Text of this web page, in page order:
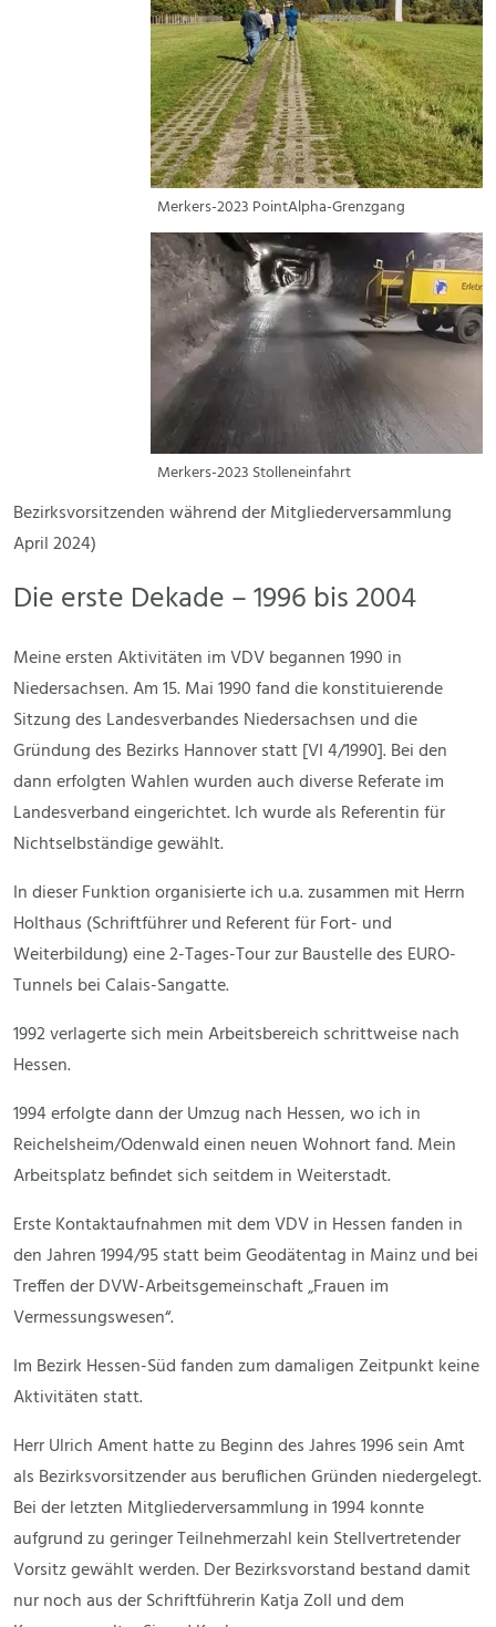
Merkers-2023 PointAlpha-Grenzgang
Merkers-2023 Stolleneinfahrt
Bezirksvorsitzenden während der Mitgliederversammlung
April 2024)
Die erste Dekade – 1996 bis 2004
Meine ersten Aktivitäten im VDV begannen 1990 in
Niedersachsen. Am 15. Mai 1990 fand die konstituierende
Sitzung des Landesverbandes Niedersachsen und die
Gründung des Bezirks Hannover statt [VI 4/1990]. Bei den
dann erfolgten Wahlen wurden auch diverse Referate im
Landesverband eingerichtet. Ich wurde als Referentin für
Nichtselbständige gewählt.
In dieser Funktion organisierte ich u.a. zusammen mit Herrn
Holthaus (Schriftführer und Referent für Fort- und
Weiterbildung) eine 2-Tages-Tour zur Baustelle des EURO-
Tunnels bei Calais-Sangatte.
1992 verlagerte sich mein Arbeitsbereich schrittweise nach
Hessen.
1994 erfolgte dann der Umzug nach Hessen, wo ich in
Reichelsheim/Odenwald einen neuen Wohnort fand. Mein
Arbeitsplatz befindet sich seitdem in Weiterstadt.
Erste Kontaktaufnahmen mit dem VDV in Hessen fanden in
den Jahren 1994/95 statt beim Geodätentag in Mainz und bei
Treffen der DVW-Arbeitsgemeinschaft „Frauen im
Vermessungswesen“.
Im Bezirk Hessen-Süd fanden zum damaligen Zeitpunkt keine
Aktivitäten statt.
Herr Ulrich Ament hatte zu Beginn des Jahres 1996 sein Amt
als Bezirksvorsitzender aus beruflichen Gründen niedergelegt.
Bei der letzten Mitgliederversammlung in 1994 konnte
aufgrund zu geringer Teilnehmerzahl kein Stellvertretender
Vorsitz gewählt werden. Der Bezirksvorstand bestand damit
nur noch aus der Schriftführerin Katja Zoll und dem